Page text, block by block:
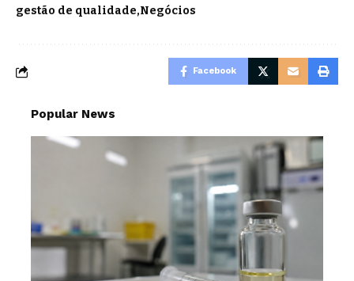
gestão de qualidade Negócios
Facebook
Popular News